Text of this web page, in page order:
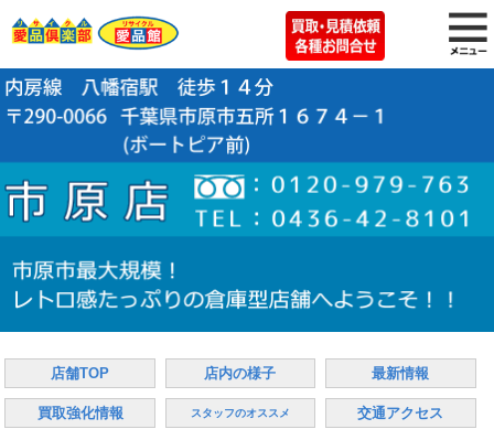
店舗TOP 店内の様子 最新情報
買取強化情報 スタッフのオススメ 交通アクセス